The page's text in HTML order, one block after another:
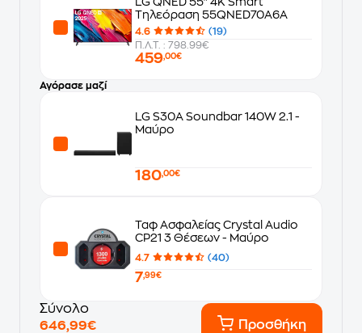
Τηλεόραση 55QNED70A6A
4.6
(19)
Π.Λ.Τ. : 798.99€
459,00€
Αγόρασε μαζί
LG S30A Soundbar 140W 2.1 -
Μαύρο
180,00€
Ταφ Ασφαλείας Crystal Audio
CP21 3 Θέσεων - Μαύρο
4.7 (40)
7,99€
Σύνολο
646,99€
Προσθήκη